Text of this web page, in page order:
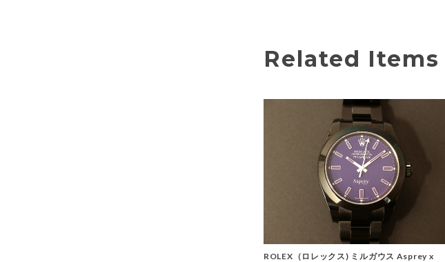
Related Items
ROLEX（ロレックス) ミルガウス Asprey x